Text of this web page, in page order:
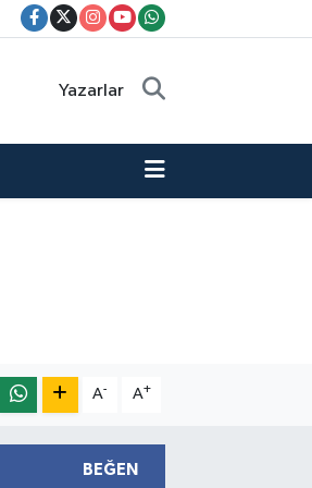
Yazarlar
A- A+
BEĞEN